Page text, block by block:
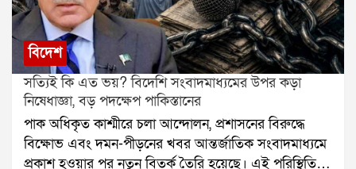
বিদেশ
সত্যিই কি এত ভয়? বিদেশি সংবাদমাধ্যমের উপর কড়া
নিষেধাজ্ঞা, বড় পদক্ষেপ পাকিস্তানের
পাক অধিকৃত কাশ্মীরে চলা আন্দোলন, প্রশাসনের বিরুদ্ধে
বিক্ষোভ এবং দমন-পীড়নের খবর আন্তর্জাতিক সংবাদমাধ্যমে
প্রকাশ হওয়ার পর নতুন বিতর্ক তৈরি হয়েছে। এই পরিস্থিতিতে